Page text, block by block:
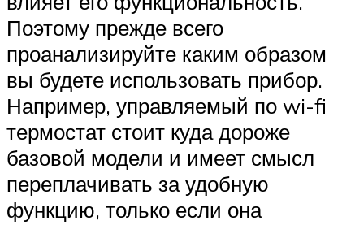
Поэтому прежде всего
проанализируйте каким образом
вы будете использовать прибор.
Например, управляемый по wi-fi
термостат стоит куда дороже
базовой модели и имеет смысл
переплачивать за удобную
функцию, только если она